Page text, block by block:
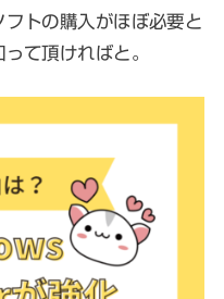
トの購入がほぼ必要と
て頂ければと。